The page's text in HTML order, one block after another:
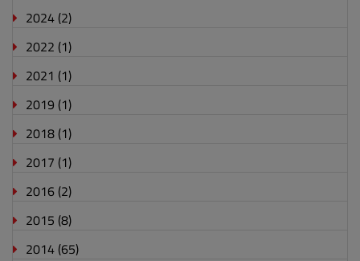
2024 (2)
2022 (1)
2021 (1)
2019 (1)
2018 (1)
2017 (1)
2016 (2)
2015 (8)
2014 (65)